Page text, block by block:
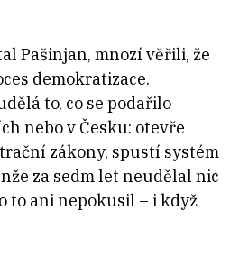
Pašinjan, mnozí věřili, že
demokratizace.
to, co se podařilo
nebo v Česku: otevře
zákony, spustí systém
za sedm let neudělal nic
to ani nepokusil – i když